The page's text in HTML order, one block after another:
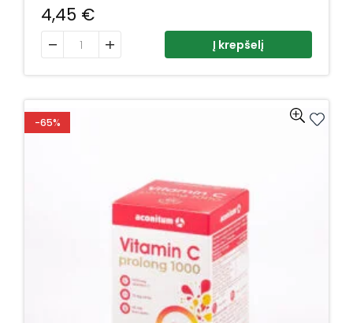
4,45 €
produkto kiekis: VIRONOX GERKLEI+ VAIKAMS 15
Į krepšelį
-65%